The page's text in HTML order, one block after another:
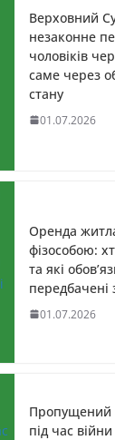
Верховний
незаконне
чоловіків
саме через
стану
01.07.2026
Оренда
фізособою:
та які
передбачені
01.07.2026
Пропущений
під час